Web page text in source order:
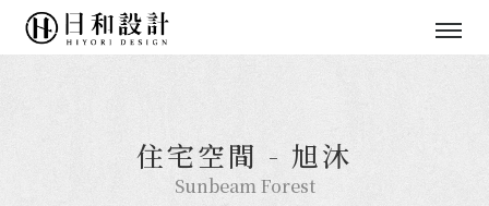
住宅空間 - 旭沐
Sunbeam Forest